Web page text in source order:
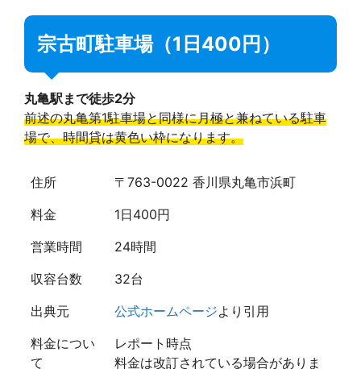
宗古町駐車場（1日400円）
丸亀駅まで徒歩2分
前述の丸亀第1駐車場と同様に月極と兼ねている駐車
場で、時間貸は黄色い枠になります。
住所
〒763-0022 香川県丸亀市浜町
料金
1日400円
営業時間
24時間
収容台数
32台
出典元
公式ホームページより引用
料金につい
て
レポート時点
料金は改訂されている場合がありま